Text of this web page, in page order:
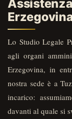
Lo Studio Legale
agli organi
Erzegovina, in
nostra sede è a
incarico:
davanti al quale si